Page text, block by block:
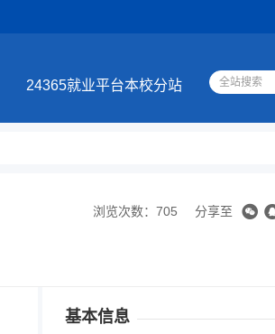
24365就业平台本校分站
浏览次数：705 分享至
基本信息